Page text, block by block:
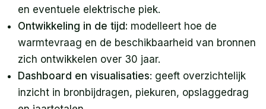
en eventuele elektrische piek.
Ontwikkeling in de tijd: modelleert hoe de
warmtevraag en de beschikbaarheid van bronnen
zich ontwikkelen over 30 jaar.
Dashboard en visualisaties: geeft overzichtelijk
inzicht in bronbijdragen, piekuren, opslaggedrag